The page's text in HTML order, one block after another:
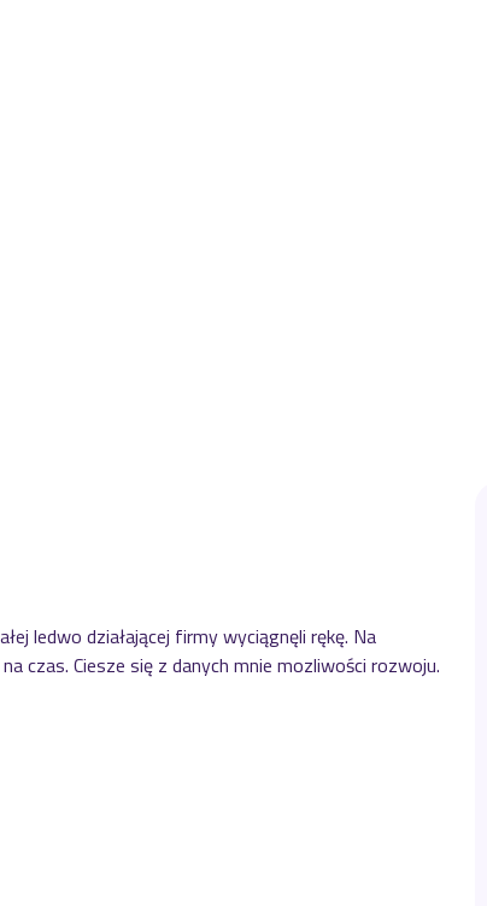
ledwo działającej firmy wyciągnęli rękę. Na
czas. Ciesze się z danych mnie mozliwości rozwoju.